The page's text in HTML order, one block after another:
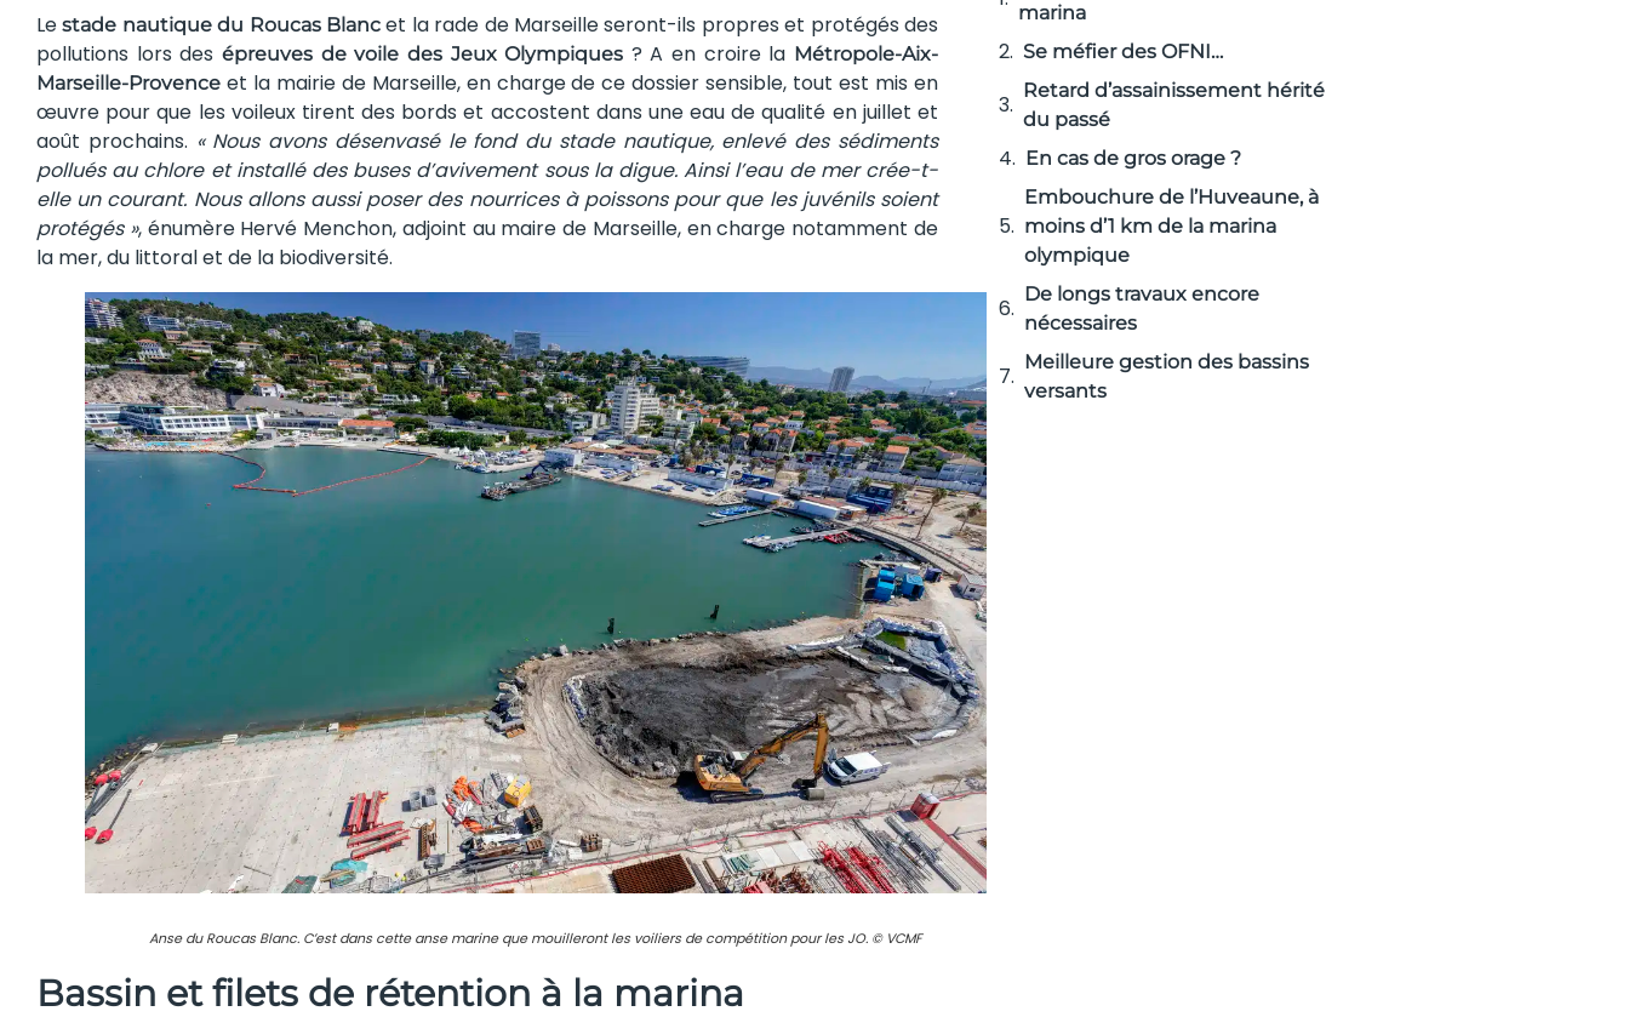
Lestade nautique du Roucas Blanc et la rade de Marseille seront-ils propres et protégés des
pollutions lors des épreuves de voile des Jeux Olympiques ? A en croire la Métropole-Aix-
Marseille-Provence et la mairie de Marseille, en charge de ce dossier sensible, tout est mis en
œuvre pour que les voileux tirent des bords et accostent dans une eau de qualité en juillet et
août prochains. « Nous avons désenvasé le fond du stade nautique, enlevé des sédiments
pollués au chlore et installé des buses d’avivement sous la digue. Ainsi l’eau de mer crée-t-
elle un courant. Nous allons aussi poser des nourrices à poissons pour que les juvénils soient
protégés », énumère Hervé Menchon, adjoint au maire de Marseille, en charge notamment de
la mer, du littoral et de la biodiversité.
Anse du Roucas Blanc. C’est dans cette anse marine que mouilleront les voiliers de compétition pour les JO. © VCMF
Bassin et filets de rétention à la marina
marina
Se méfier des OFNI…
Retard d’assainissement hérité
du passé
En cas de gros orage ?
Embouchure de l’Huveaune, à
moins d’1 km de la marina
olympique
De longs travaux encore
nécessaires
Meilleure gestion des bassins
versants